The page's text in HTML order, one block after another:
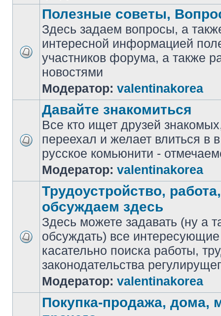
Полезные советы,
Здесь задаем вопросы, а
интересной информацией
участников форума, а также
новостями
Модератор: valentinakorea
Давайте знакомиться
Все кто ищет друзей
переехал и желает влиться в
русcкое комьюнити -
Модератор: valentinakorea
Трудоустройство,
обсуждаем здесь
Здесь можете задавать (ну а
обсуждать) все
касательно поиска работы,
законодательства
Модератор: valentinakorea
Покупка-продажа, дома,